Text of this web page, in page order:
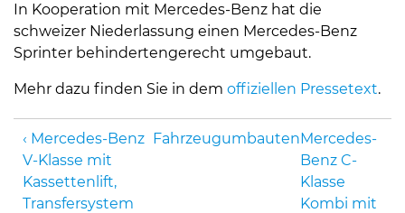
In Kooperation mit Mercedes-Benz hat die
schweizer Niederlassung einen Mercedes-Benz
Sprinter behindertengerecht umgebaut.
Mehr dazu finden Sie in dem offiziellen Pressetext.
Mercedes-Benz
V-Klasse mit
Kassettenlift,
Transfersystem
FahrzeugumbautenMercedes-
Benz C-
Klasse
Kombi mit